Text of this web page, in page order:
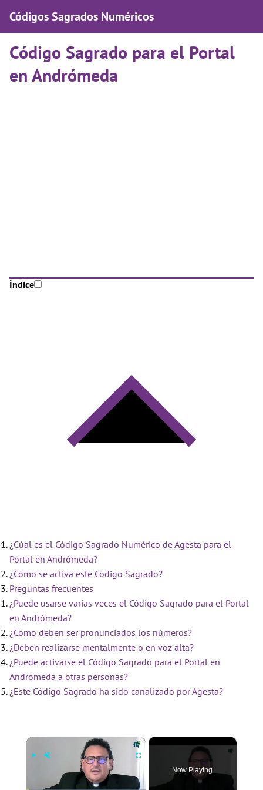
Códigos Sagrados Numéricos
Código Sagrado para el Portal
en Andrómeda
Índice
¿Cúal es el Código Sagrado Numérico de Agesta para el
Portal en Andrómeda?
¿Cómo se activa este Código Sagrado?
Preguntas frecuentes
¿Puede usarse varias veces el Código Sagrado para el Portal
en Andrómeda?
¿Cómo deben ser pronunciados los números?
¿Deben realizarse mentalmente o en voz alta?
¿Puede activarse el Código Sagrado para el Portal en
Andrómeda a otras personas?
¿Este Código Sagrado ha sido canalizado por Agesta?
×
Now Playing